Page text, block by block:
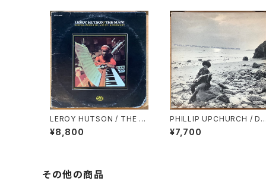
LEROY HUTSON / THE M
AN!
¥8,800
PHILLIP UPCHURCH / DA
RKNESS, DARKNESS
¥7,700
その他の商品